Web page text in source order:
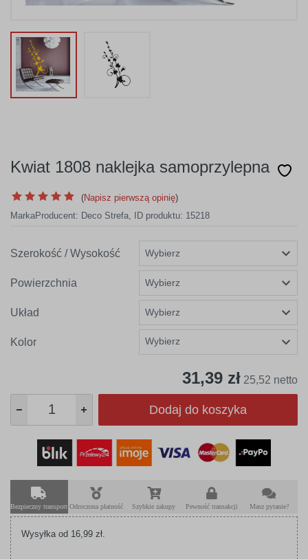
Kwiat 1808 naklejka samoprzylepna
(Napisz pierwszą opinię)
MarkaProducent: Deco Strefa, ID produktu: 15218
Szerokość / Wysokość
Powierzchnia
Układ
Kolor Wybierz
31,39 zł 25,52 netto
Dodaj do koszyka
Bezpieczny transport Odroczona płatność Szybkie zakupy Pewność transakcji Masz pytanie?
Wysyłka od 16,99 zł.